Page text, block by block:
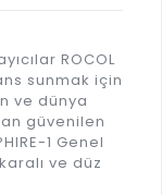
ROCOL
sunmak için
ve dünya
güvenilen
1 Genel
ve düz